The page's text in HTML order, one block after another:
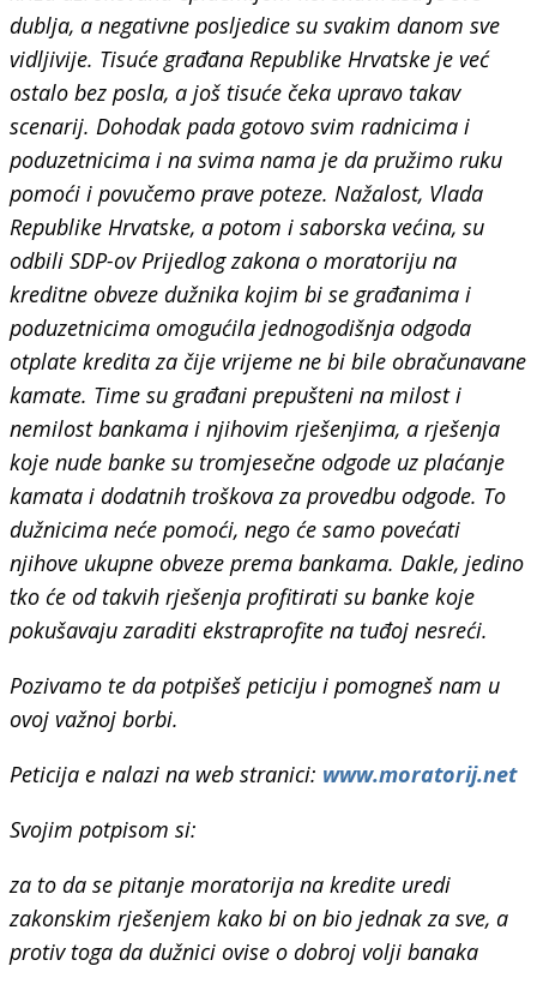
dublja, a negativne posljedice su svakim danom sve
vidljivije. Tisuće građana Republike Hrvatske je već
ostalo bez posla, a još tisuće čeka upravo takav
scenarij. Dohodak pada gotovo svim radnicima i
poduzetnicima i na svima nama je da pružimo ruku
pomoći i povučemo prave poteze. Nažalost, Vlada
Republike Hrvatske, a potom i saborska većina, su
odbili SDP-ov Prijedlog zakona o moratoriju na
kreditne obveze dužnika kojim bi se građanima i
poduzetnicima omogućila jednogodišnja odgoda
otplate kredita za čije vrijeme ne bi bile obračunavane
kamate. Time su građani prepušteni na milost i
nemilost bankama i njihovim rješenjima, a rješenja
koje nude banke su tromjesečne odgode uz plaćanje
kamata i dodatnih troškova za provedbu odgode. To
dužnicima neće pomoći, nego će samo povećati
njihove ukupne obveze prema bankama. Dakle, jedino
tko će od takvih rješenja profitirati su banke koje
pokušavaju zaraditi ekstraprofite na tuđoj nesreći.
Pozivamo te da potpišeš peticiju i pomogneš nam u
ovoj važnoj borbi.
Peticija e nalazi na web stranici: www.moratorij.net
Svojim potpisom si:
za to da se pitanje moratorija na kredite uredi
zakonskim rješenjem kako bi on bio jednak za sve, a
protiv toga da dužnici ovise o dobroj volji banaka